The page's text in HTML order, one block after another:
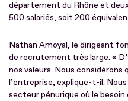
département du Rhône et
500 salariés, soit 200
Nathan Amoyal, le dirigeant
de recrutement très large. «
nos valeurs. Nous considérons
l’entreprise, explique-t-il.
secteur pénurique où le besoin